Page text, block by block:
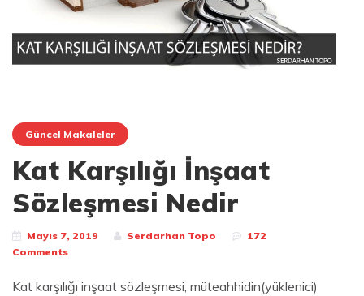
Güncel Makaleler
Kat Karşılığı İnşaat
Sözleşmesi Nedir
Mayıs 7, 2019 Serdarhan Topo
172
Comments
Kat karşılığı inşaat sözleşmesi; müteahhidin(yüklenici)